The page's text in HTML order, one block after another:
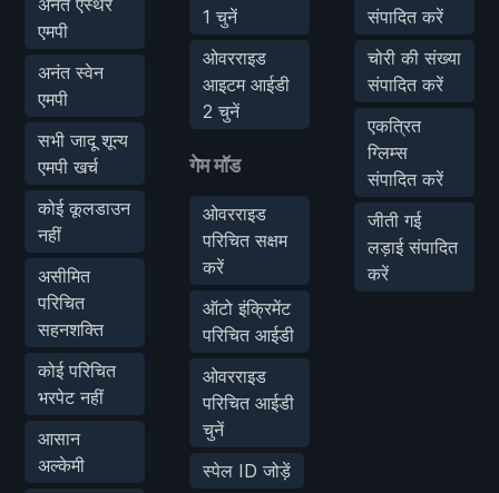
एमपी
अनंत स्वेन
एमपी
सभी जादू शून्य
एमपी खर्च
कोई कूलडाउन
नहीं
असीमित
परिचित
सहनशक्ति
कोई परिचित
भरपेट नहीं
आसान
अल्केमी
1 चुनें
ओवरराइड
आइटम आईडी
2 चुनें
गेम मॉड
ओवरराइड
परिचित सक्षम
करें
ऑटो इंक्रिमेंट
परिचित आईडी
ओवरराइड
परिचित आईडी
चुनें
स्पेल ID जोड़ें
संपादित करें
चोरी की संख्या
संपादित करें
एकत्रित
ग्लिम्स
संपादित करें
जीती गई
लड़ाई संपादित
करें